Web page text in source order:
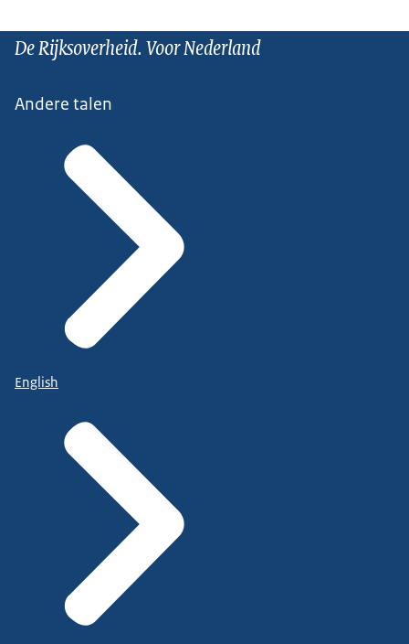
De Rijksoverheid. Voor Nederland
Andere talen
English